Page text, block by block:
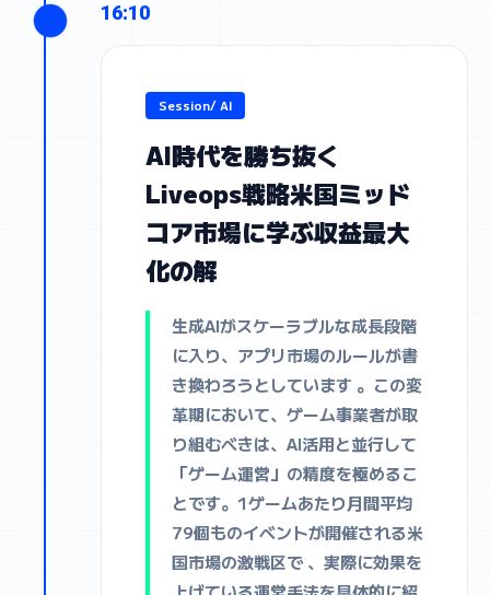
16:10
Session/ AI
AI時代を勝ち抜く
Liveops戦略米国ミッド
コア市場に学ぶ収益最大
化の解
生成AIがスケーラブルな成長段階
に入り、アプリ市場のルールが書
き換わろうとしています 。この変
革期において、ゲーム事業者が取
り組むべきは、AI活用と並行して
「ゲーム運営」の精度を極めるこ
とです。1ゲームあたり月間平均
79個ものイベントが開催される米
国市場の激戦区で 、実際に効果を